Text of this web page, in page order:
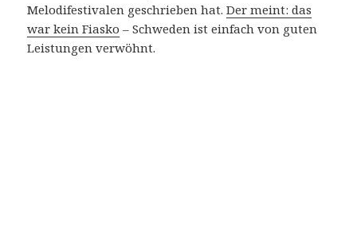
Melodifestivalen geschrieben hat.Der meint: das
war kein Fiasko – Schweden ist einfach von guten
Leistungen verwöhnt.